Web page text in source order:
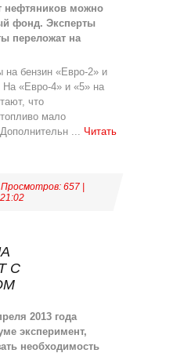
нефтяников можно
фонд. Эксперты
переложат на
на бензин «Евро-2» и
«Евро-4» и «5» на
что
мало
... Читать
| Просмотров: 657 |
21:02
С
2013 года
эксперимент,
необходимость